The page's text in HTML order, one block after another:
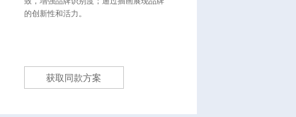
的创新性和活力。
获取同款方案